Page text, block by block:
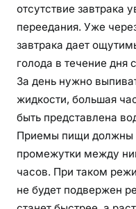
отсутствие завтрака
переедания. Уже
завтрака дает
голода в течение дня
За день нужно
жидкости, большая
быть представлена
Приемы пищи должны
промежутки между
часов. При таком
не будет подвержен